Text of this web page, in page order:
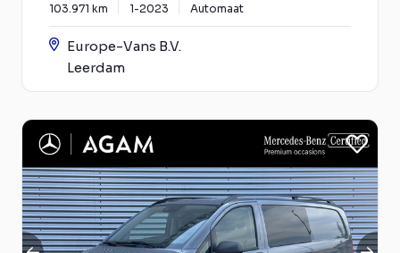
103.971 km 1-2023 Automaat
Europe-Vans B.V.
Leerdam